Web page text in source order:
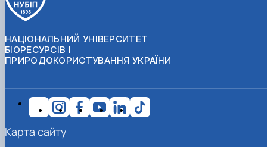
НАЦІОНАЛЬНИЙ УНІВЕРСИТЕТ
БІОРЕСУРСІВ І
ПРИРОДОКОРИСТУВАННЯ УКРАЇНИ
Карта сайту